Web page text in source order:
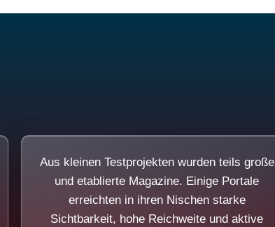
Aus kleinen Testprojekten wurden teils große
und etablierte Magazine. Einige Portale
erreichten in ihren Nischen starke
Sichtbarkeit, hohe Reichweite und aktive